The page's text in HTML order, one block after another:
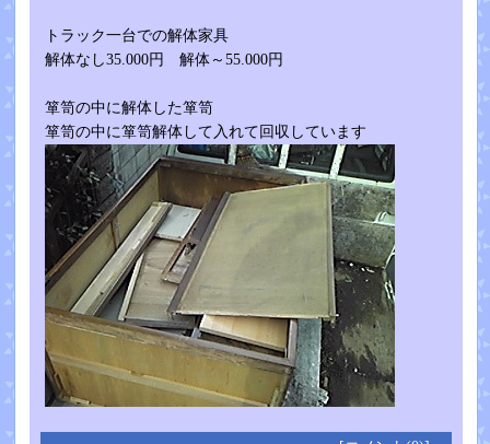
トラック一台での解体家具
解体なし35.000円 解体～55.000円
箪笥の中に解体した箪笥
箪笥の中に箪笥解体して入れて回収しています